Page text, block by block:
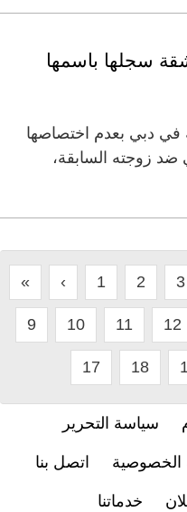
سجلها باسمها
في دبي بعدم اختصاصها
زوجته السابقة،
« ‹ 1 2 3
9 10 11 12
17 18
سياسة التحرير
الخصوصية اتصل بنا
خدماتنا